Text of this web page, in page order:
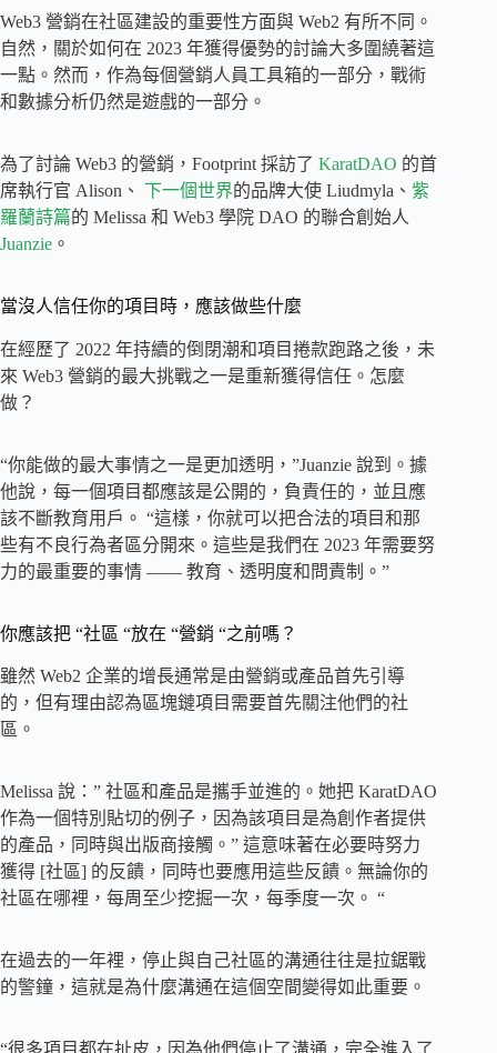
Web3 營銷在社區建設的重要性方面與 Web2 有所不同。
自然，關於如何在 2023 年獲得優勢的討論大多圍繞著這
一點。然而，作為每個營銷人員工具箱的一部分，戰術
和數據分析仍然是遊戲的一部分。
為了討論 Web3 的營銷，Footprint 採訪了 KaratDAO 的首
席執行官 Alison、 下一個世界的品牌大使 Liudmyla、 紫
羅蘭詩篇的 Melissa 和 Web3 學院 DAO 的聯合創始人
Juanzie 。
當沒人信任你的項目時，應該做些什麼
在經歷了 2022 年持續的倒閉潮和項目捲款跑路之後，未
來 Web3 營銷的最大挑戰之一是重新獲得信任。怎麼
做？
“你能做的最大事情之一是更加透明，”Juanzie 說到。據
他說，每一個項目都應該是公開的，負責任的，並且應
該不斷教育用戶。 “這樣，你就可以把合法的項目和那
些有不良行為者區分開來。這些是我們在 2023 年需要努
力的最重要的事情 —— 教育、透明度和問責制。”
你應該把 “社區 “放在 “營銷 “之前嗎？
雖然 Web2 企業的增長通常是由營銷或產品首先引導
的，但有理由認為區塊鏈項目需要首先關注他們的社
區。
Melissa 說：” 社區和產品是攜手並進的。她把 KaratDAO
作為一個特別貼切的例子，因為該項目是為創作者提供
的產品，同時與出版商接觸。” 這意味著在必要時努力
獲得 [社區] 的反饋，同時也要應用這些反饋。無論你的
社區在哪裡，每周至少挖掘一次，每季度一次。 “
在過去的一年裡，停止與自己社區的溝通往往是拉鋸戰
的警鐘，這就是為什麼溝通在這個空間變得如此重要。